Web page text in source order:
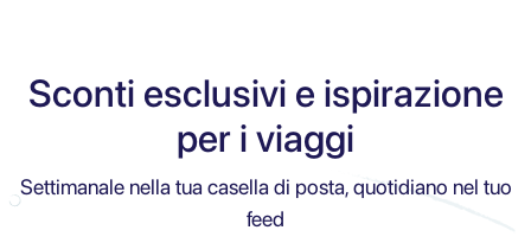
Sconti esclusivi e ispirazione
per i viaggi
Settimanale nella tua casella di posta, quotidiano nel tuo
feed